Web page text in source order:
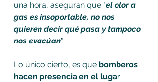
una hora, aseguran que "el olor a
gas es insoportable, no nos
quieren decir qué pasa y tampoco
nos evacúan".
Lo único cierto, es que bomberos
hacen presencia en el lugar